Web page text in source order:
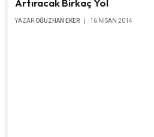
Artıracak Birkaç Yol
YAZAR OĞUZHAN EKER 16 NISAN 2014